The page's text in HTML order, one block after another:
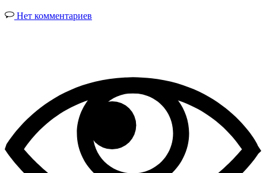
Нет комментариев